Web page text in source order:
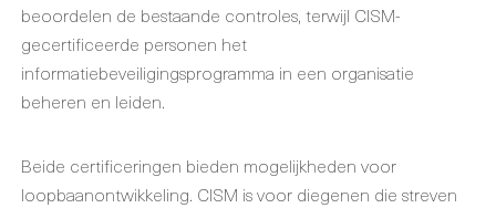
beoordelen de bestaande controles, terwijl CISM-
gecertificeerde personen het
informatiebeveiligingsprogramma in een organisatie
beheren en leiden.
Beide certificeringen bieden mogelijkheden voor
loopbaanontwikkeling. CISM is voor diegenen die streven